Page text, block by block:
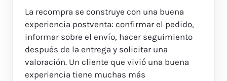
La recompra se construye con una buena
experiencia postventa: confirmar el pedido,
informar sobre el envío, hacer seguimiento
después de la entrega y solicitar una
valoración. Un cliente que vivió una buena
experiencia tiene muchas más